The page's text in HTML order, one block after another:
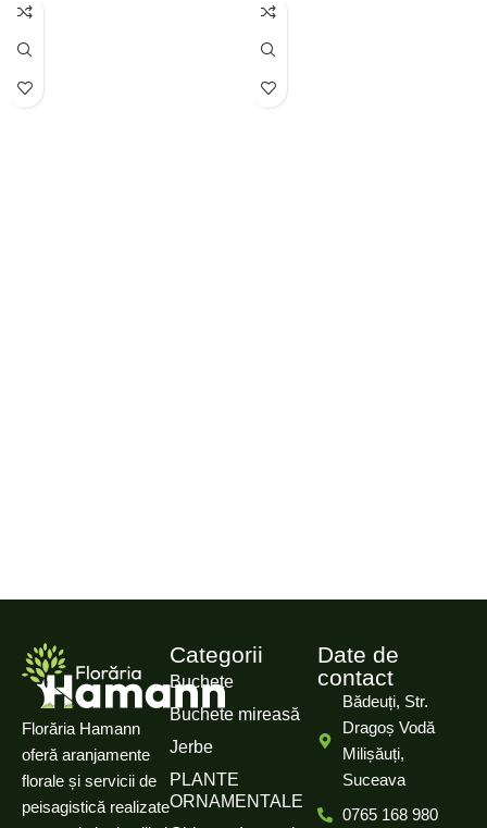
Florăria Hamann
oferă aranjamente
florale și servicii de
peisagistică realizate
Categorii
Buchete
Buchete mireasă
Jerbe
PLANTE
ORNAMENTALE
Date de
contact
Bădeuți, Str.
Dragoș Vodă
Milișăuți,
Suceava
0765 168 980